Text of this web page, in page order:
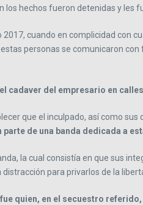
hechos fueron detenidas y les
cuando en complicidad con
personas se comunicaron
cadaver del empresario en
que el inculpado, así como sus
parte de una banda dedicada a
la cual consistía en que sus
para privarlos de la
quien, en el secuestro